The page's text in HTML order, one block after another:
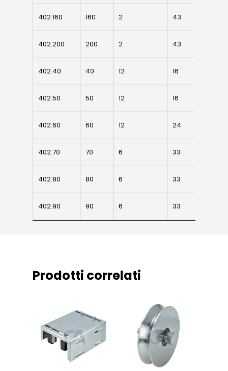
402.160 160 2 43
402.200 200 2 43
402.40 40 12 16
402.50 50 12 16
402.60 60 12 24
402.70 70 6 33
402.80 80 6 33
402.90 90 6 33
402.160
402.200
402.40
402.50
402.60
402.70
402.80
402.90
Prodotti correlati
Sistema
Accessori
scorrevoli
Accessori
sospesi
Swing gates
accessories
Sistemi di
Hardware
Certificazioni
Lavora con noi